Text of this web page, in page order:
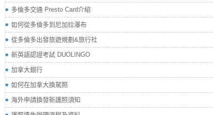
多倫多交通 Presto Card介紹
如何從多倫多到尼加拉瀑布
從多倫多出發旅遊規劃&旅行社
新英語認證考試 DUOLINGO
加拿大銀行
如何在加拿大換駕照
海外申請換發新護照須知